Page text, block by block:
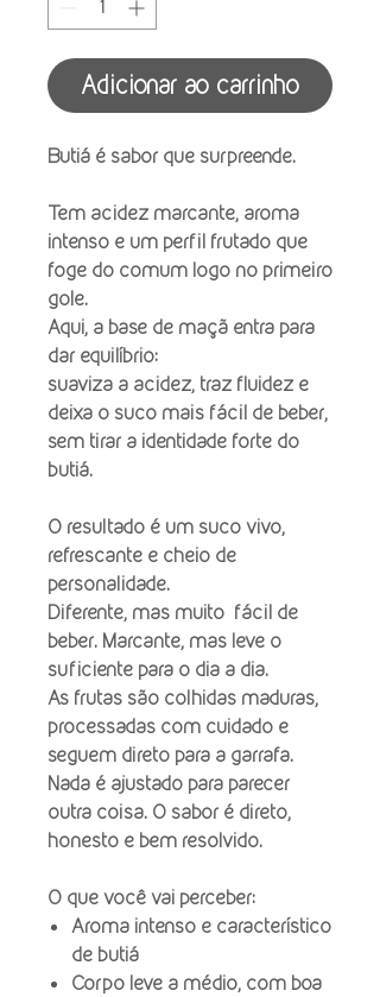
Adicionar ao carrinho
Butiá é sabor que surpreende.
Tem acidez marcante, aroma
intenso e um perfil frutado que
foge do comum logo no primeiro
gole.
Aqui, a base de maçã entra para
dar equilíbrio:
suaviza a acidez, traz fluidez e
deixa o suco mais fácil de beber,
sem tirar a identidade forte do
butiá.
O resultado é um suco vivo,
refrescante e cheio de
personalidade.
Diferente, mas muito fácil de
beber. Marcante, mas leve o
suficiente para o dia a dia.
As frutas são colhidas maduras,
processadas com cuidado e
seguem direto para a garrafa.
Nada é ajustado para parecer
outra coisa. O sabor é direto,
honesto e bem resolvido.
O que você vai perceber:
Aroma intenso e característico
de butiá
Corpo leve a médio, com boa